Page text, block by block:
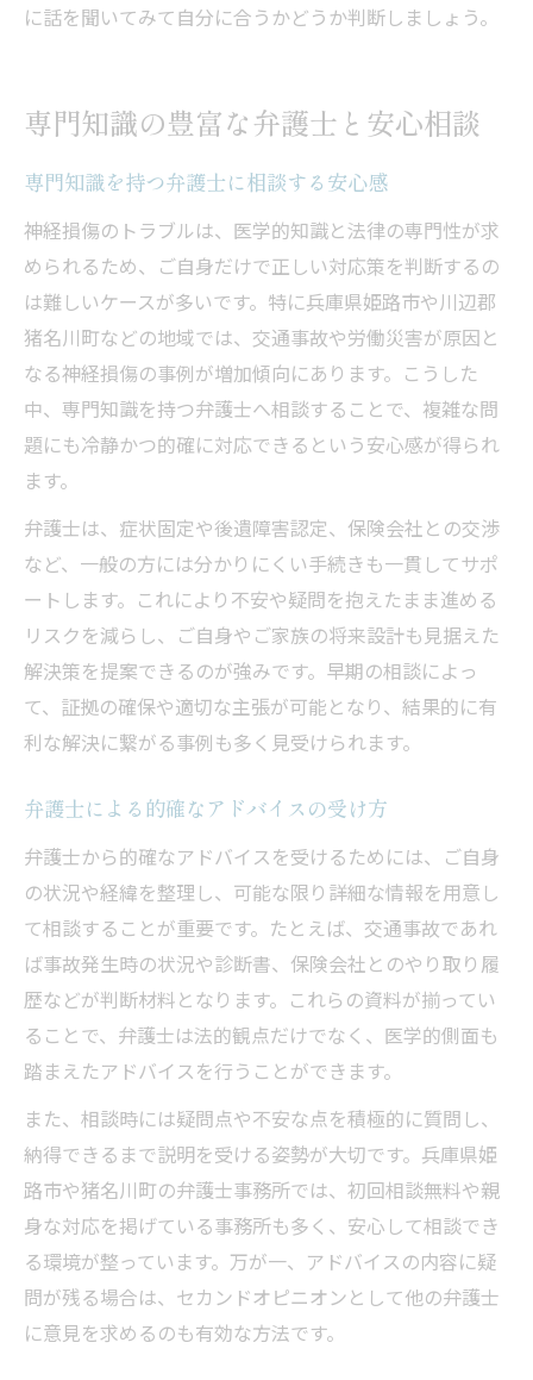
に話を聞いてみて自分に合うかどうか判断しましょう。
専門知識の豊富な弁護士と安心相談
専門知識を持つ弁護士に相談する安心感
神経損傷のトラブルは、医学的知識と法律の専門性が求
められるため、ご自身だけで正しい対応策を判断するの
は難しいケースが多いです。特に兵庫県姫路市や川辺郡
猪名川町などの地域では、交通事故や労働災害が原因と
なる神経損傷の事例が増加傾向にあります。こうした
中、専門知識を持つ弁護士へ相談することで、複雑な問
題にも冷静かつ的確に対応できるという安心感が得られ
ます。
弁護士は、症状固定や後遺障害認定、保険会社との交渉
など、一般の方には分かりにくい手続きも一貫してサポ
ートします。これにより不安や疑問を抱えたまま進める
リスクを減らし、ご自身やご家族の将来設計も見据えた
解決策を提案できるのが強みです。早期の相談によっ
て、証拠の確保や適切な主張が可能となり、結果的に有
利な解決に繋がる事例も多く見受けられます。
弁護士による的確なアドバイスの受け方
弁護士から的確なアドバイスを受けるためには、ご自身
の状況や経緯を整理し、可能な限り詳細な情報を用意し
て相談することが重要です。たとえば、交通事故であれ
ば事故発生時の状況や診断書、保険会社とのやり取り履
歴などが判断材料となります。これらの資料が揃ってい
ることで、弁護士は法的観点だけでなく、医学的側面も
踏まえたアドバイスを行うことができます。
また、相談時には疑問点や不安な点を積極的に質問し、
納得できるまで説明を受ける姿勢が大切です。兵庫県姫
路市や猪名川町の弁護士事務所では、初回相談無料や親
身な対応を掲げている事務所も多く、安心して相談でき
る環境が整っています。万が一、アドバイスの内容に疑
問が残る場合は、セカンドオピニオンとして他の弁護士
に意見を求めるのも有効な方法です。